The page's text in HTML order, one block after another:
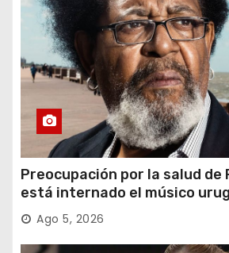
Preocupación por la salud de
está internado el músico
Ago 5, 2026